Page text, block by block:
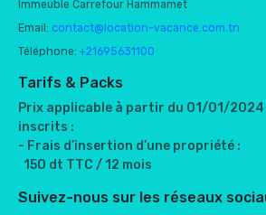
Immeuble Carrefour Hammamet
Email: contact@location-vacance.com.tn
Téléphone: +21695631100
Tarifs & Packs
Prix applicable à partir du 01/01/
inscrits :
- Frais d’insertion d’une propriété :
150 dt TTC / 12 mois
Suivez-nous sur les réseaux